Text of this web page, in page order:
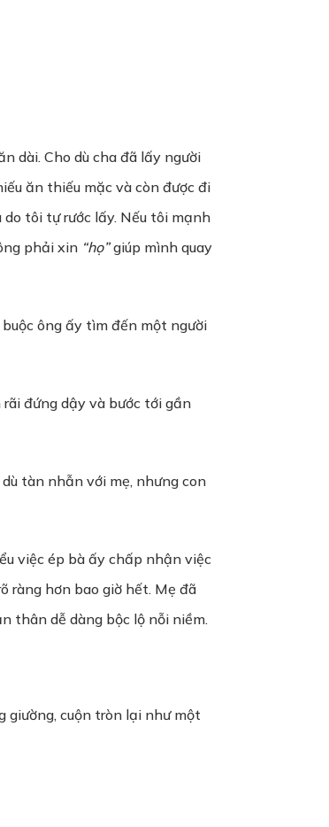
dài. Cho dù cha đã lấy người
ăn thiếu mặc và còn được đi
tôi tự rước lấy. Nếu tôi mạnh
phải xin “họ”giúp mình quay
ông ấy tìm đến một người
đứng dậy và bước tới gần
tàn nhẫn với mẹ, nhưng con
việc ép bà ấy chấp nhận việc
ràng hơn bao giờ hết. Mẹ đã
thân dễ dàng bộc lộ nỗi niềm.
giường, cuộn tròn lại như một